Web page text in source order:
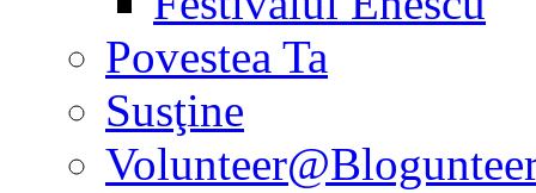
Povestea Ta
Susţine